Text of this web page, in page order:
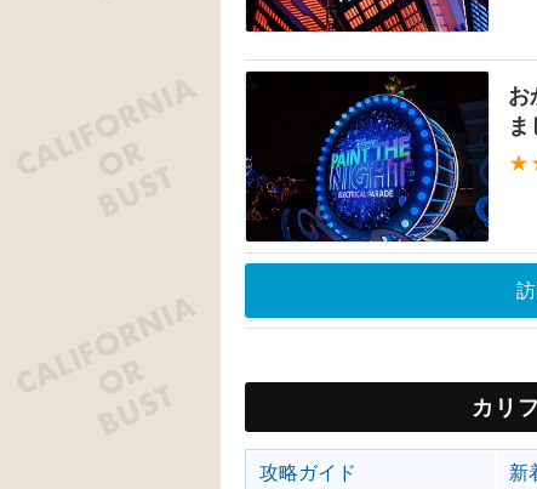
お
ま
カリ
攻略ガイド 新